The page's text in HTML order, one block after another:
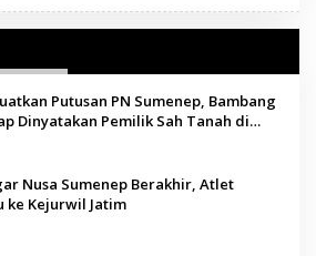
Putusan PN Sumenep, Bambang
Dinyatakan Pemilik Sah Tanah di
Nusa Sumenep Berakhir, Atlet
ke Kejurwil Jatim